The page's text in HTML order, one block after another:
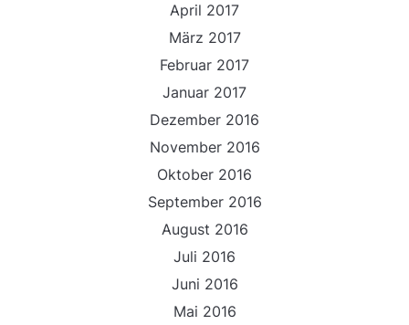
April 2017
März 2017
Februar 2017
Januar 2017
Dezember 2016
November 2016
Oktober 2016
September 2016
August 2016
Juli 2016
Juni 2016
Mai 2016